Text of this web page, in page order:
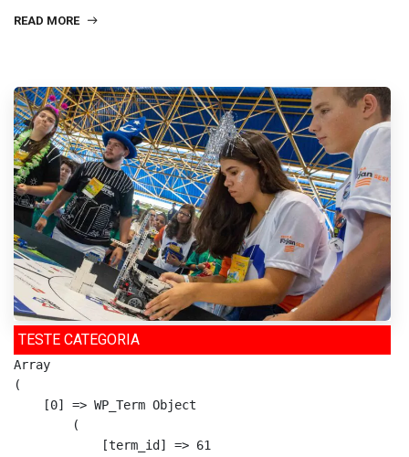
READ MORE
TESTE CATEGORIA
Array
(
    [0] => WP_Term Object
        (
            [term_id] => 61